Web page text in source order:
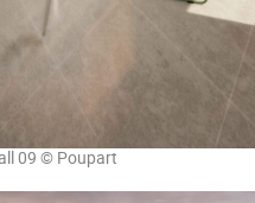
09 © Poupart